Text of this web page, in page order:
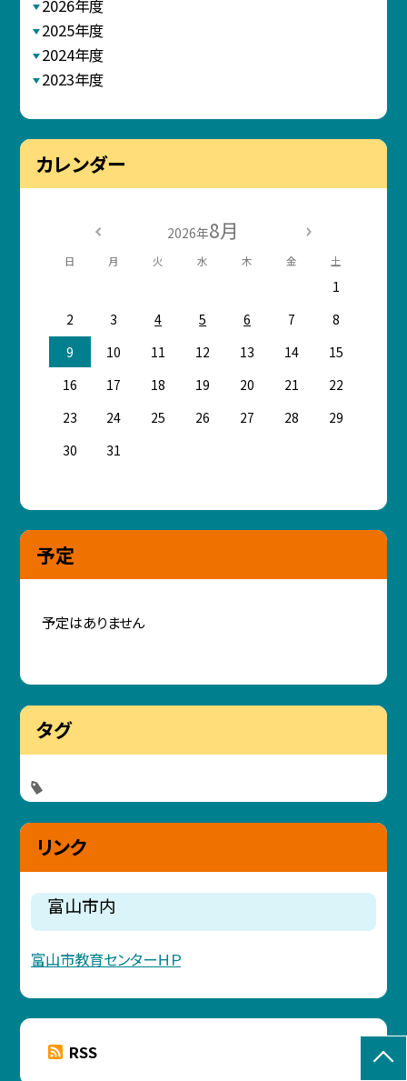
2026年度
2025年度
2024年度
2023年度
カレンダー
2026年8月
日 月 火 水 木 金 土
1
2
3 4 5 6 7
8
9
10 11 12 13 14
15
16
17 18 19 20 21
22
23
24 25 26 27 28
29
30
31
予定
予定はありません
タグ
リンク
富山市内
富山市教育センターＨＰ
RSS